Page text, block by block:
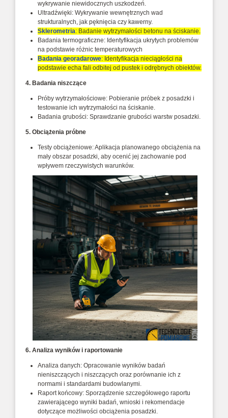
wykrywanie niewidocznych uszkodzeń.
Ultradźwięki: Wykrywanie wewnętrznych wad
strukturalnych, jak pęknięcia czy kawerny.
Sklerometria: Badanie wytrzymałości betonu na ściskanie.
Badania termograficzne: Identyfikacja ukrytych problemów
na podstawie różnic temperaturowych
Badania georadarowe: Identyfikacja nieciągłości na
podstawie echa fali odbitej od pustek i odrębnych obiektów.
4. Badania niszczące
Próby wytrzymałościowe: Pobieranie próbek z posadzki i
testowanie ich wytrzymałości na ściskanie.
Badania grubości: Sprawdzanie grubości warstw posadzki.
5. Obciążenia próbne
Testy obciążeniowe: Aplikacja planowanego obciążenia na
mały obszar posadzki, aby ocenić jej zachowanie pod
wpływem rzeczywistych warunków.
6. Analiza wyników i raportowanie
Analiza danych: Opracowanie wyników badań
nieniszczących i niszczących oraz porównanie ich z
normami i standardami budowlanymi.
Raport końcowy: Sporządzenie szczegółowego raportu
zawierającego wyniki badań, wnioski i rekomendacje
dotyczące możliwości obciążenia posadzki.